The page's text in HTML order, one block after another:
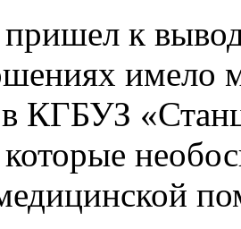
к
имело
КГБУЗ